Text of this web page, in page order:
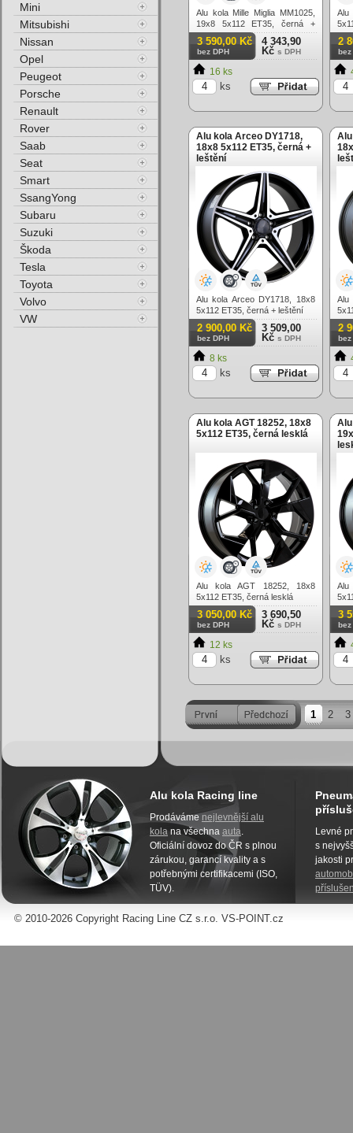
Alu kola Mille Miglia MM1025,
19x8 5x112 ET35, černá +
leštění
3 590,00 Kč
bez DPH
4 343,90
Kč s DPH
16 ks
ks
Alu
2
bez
Alu kola Arceo DY1718,
18x8 5x112 ET35, černá +
leštění
Alu kola Arceo DY1718, 18x8
5x112 ET35, černá + leštění
2 900,00 Kč
bez DPH
3 509,00
Kč s DPH
8 ks
ks
Alu
2
bez
Alu kola AGT 18252, 18x8
5x112 ET35, černá lesklá
Alu kola AGT 18252, 18x8
5x112 ET35, černá lesklá
3 050,00 Kč
bez DPH
3 690,50
Kč s DPH
12 ks
ks
Alu
3
bez
1 2 3
Mini
Mitsubishi
Nissan
Opel
Peugeot
Porsche
Renault
Rover
Saab
Seat
Smart
SsangYong
Subaru
Suzuki
Škoda
Tesla
Toyota
Volvo
VW
Alu kola Racing line
Prodáváme nejlevnější alu
kola na všechna auta.
Oficiální dovoz do ČR s plnou
zárukou, garancí kvality a s
potřebnými certifikacemi (ISO,
TÜV).
Levné
s
jakosti
© 2010-2026 Copyright Racing Line CZ s.r.o. VS-POINT.cz